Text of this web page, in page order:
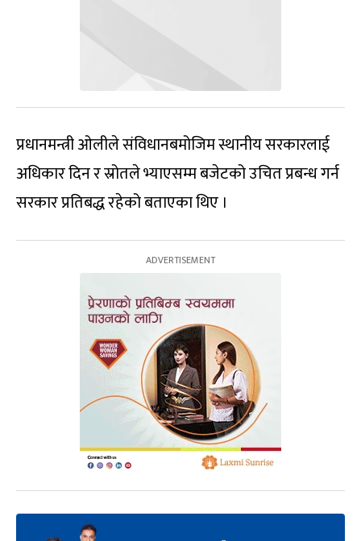
प्रधानमन्त्री ओलीले संविधानबमोजिम स्थानीय सरकारलाई
अधिकार दिन र स्रोतले भ्याएसम्म बजेटको उचित प्रबन्ध गर्न
सरकार प्रतिबद्ध रहेको बताएका थिए ।